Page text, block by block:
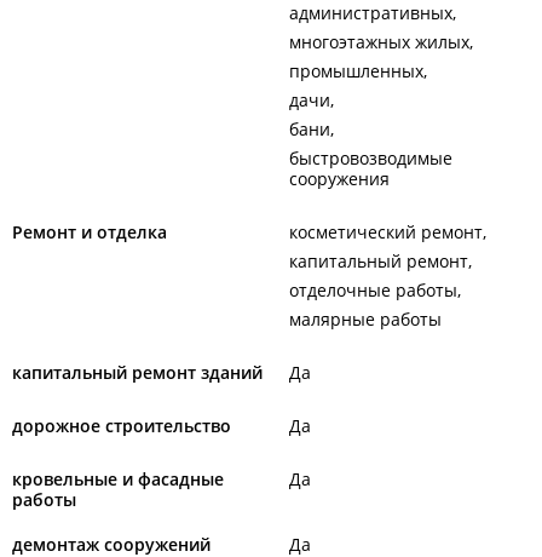
административных
многоэтажных жилых
промышленных
дачи
бани
быстровозводимые
сооружения
Ремонт и отделка
косметический ремонт
капитальный ремонт
отделочные работы
малярные работы
капитальный ремонт зданий Да
дорожное строительство Да
кровельные и фасадные
работы
Да
демонтаж сооружений Да